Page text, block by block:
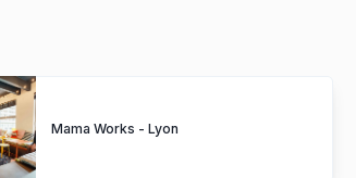
Mama Works - Lyon